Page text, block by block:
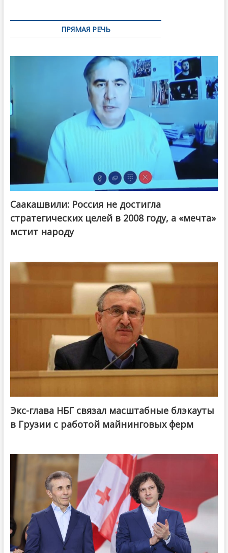
ПРЯМАЯ РЕЧЬ
Саакашвили: Россия не достигла
стратегических целей в 2008 году, а «мечта»
мстит народу
Экс-глава НБГ связал масштабные блэкауты
в Грузии с работой майнинговых ферм